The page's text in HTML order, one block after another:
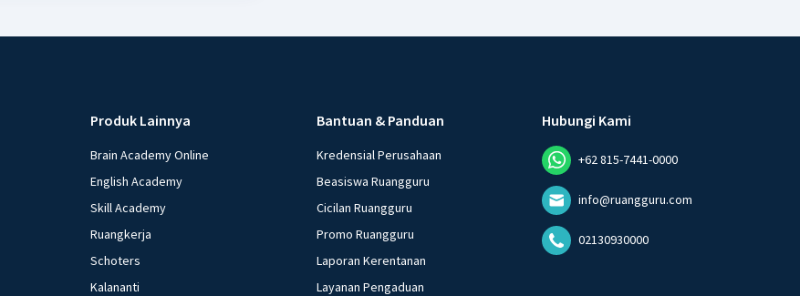
Produk Lainnya
Brain Academy Online
English Academy
Skill Academy
Ruangkerja
Schoters
Kalananti
Bantuan & Panduan
Kredensial Perusahaan
Beasiswa Ruangguru
Cicilan Ruangguru
Promo Ruangguru
Laporan Kerentanan
Layanan Pengaduan
Hubungi Kami
+62 815-7441-0000
info@ruangguru.com
02130930000